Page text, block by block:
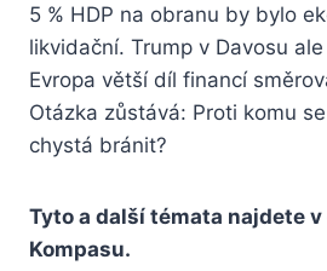
5 % HDP na obranu by bylo
likvidační. Trump v Davosu
Evropa větší díl financí
Otázka zůstává: Proti komu
chystá bránit?
Tyto a další témata najdete
Kompasu.